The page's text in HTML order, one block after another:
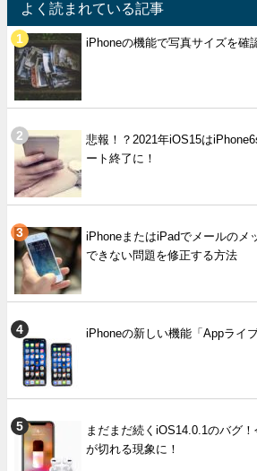
よく読まれている記事
iPhoneの機能で写真サイズを確
悲報！？2021年iOS15は
ート終了に！
iPhoneまたはiPadでメールのメ
できない問題を修正する方法
iPhoneの新しい機能「Appライ
まだまだ続くiOS14.0.1のバグ
が切れる現象に！